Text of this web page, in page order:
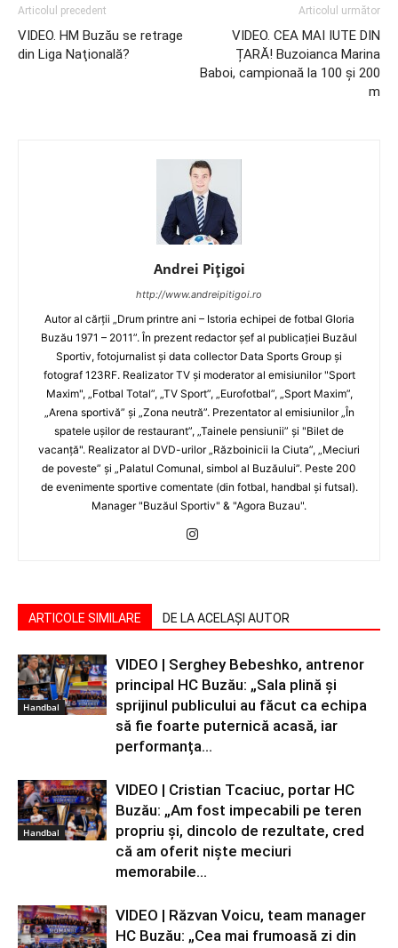
Articolul precedent
VIDEO. HM Buzău se retrage
din Liga Naţională?
Articolul următor
VIDEO. CEA MAI IUTE DIN
ȚARĂ! Buzoianca Marina
Baboi, campionaă la 100 și 200
m
Andrei Pițigoi
http://www.andreipitigoi.ro
Autor al cărţii „Drum printre ani – Istoria echipei de fotbal Gloria
Buzău 1971 – 2011”. În prezent redactor şef al publicaţiei Buzăul
Sportiv, fotojurnalist şi data collector Data Sports Group şi
fotograf 123RF. Realizator TV şi moderator al emisiunilor "Sport
Maxim", „Fotbal Total”, „TV Sport”, „Eurofotbal”, „Sport Maxim”,
„Arena sportivă” şi „Zona neutră”. Prezentator al emisiunilor „În
spatele uşilor de restaurant”, „Tainele pensiunii” şi "Bilet de
vacanţă". Realizator al DVD-urilor „Războinicii la Ciuta”, „Meciuri
de poveste” şi „Palatul Comunal, simbol al Buzăului”. Peste 200
de evenimente sportive comentate (din fotbal, handbal şi futsal).
Manager "Buzăul Sportiv" & "Agora Buzau".
ARTICOLE SIMILARE DE LA ACELAȘI AUTOR
Handbal
VIDEO | Serghey Bebeshko, antrenor
principal HC Buzău: „Sala plină și
sprijinul publicului au făcut ca echipa
să fie foarte puternică acasă, iar
performanța...
Handbal
VIDEO | Cristian Tcaciuc, portar HC
Buzău: „Am fost impecabili pe teren
propriu și, dincolo de rezultate, cred
că am oferit niște meciuri
memorabile...
VIDEO | Răzvan Voicu, team manager
HC Buzău: „Cea mai frumoasă zi din